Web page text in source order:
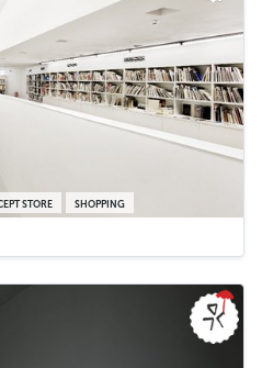
STORE SHOPPING